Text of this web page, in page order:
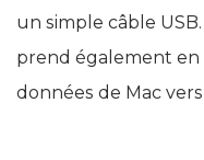
un simple câble
prend également
données de Mac